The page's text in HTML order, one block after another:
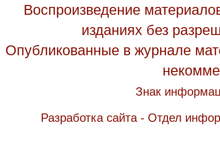
Воспроизведение
изданиях без
Опубликованные в журнале
Знак
Разработка сайта - Отдел